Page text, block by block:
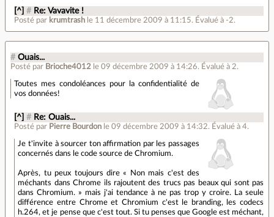
[^] # Re: Vavavite !
Posté par krumtrash le 11 décembre 2009 à 11:15. Évalué à -2.
# Ouais...
Posté par Brioche4012 le 09 décembre 2009 à 14:26. Évalué à 2.
Toutes mes condoléances pour la confidentialité de
vos données!
[^] # Re: Ouais...
Posté par Pierre Bourdon le 09 décembre 2009 à 14:32. Évalué à4.
Je t'invite à sourcer ton affirmation par les passages
concernés dans le code source de Chromium.
Après, tu peux toujours dire « Non mais c'est des
méchants dans Chrome ils rajoutent des trucs pas beaux qui sont pas
dans Chromium. » mais j'ai tendance à ne pas trop y croire. La seule
différence entre Chrome et Chromium c'est le branding, les codecs
h.264, et je pense que c'est tout. Si tu penses que Google est méchant,